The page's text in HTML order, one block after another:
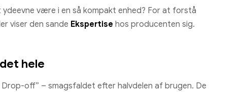
være i en så kompakt enhed? For at forstå
viser den sande Ekspertise hos producenten sig.
hele
off” – smagsfaldet efter halvdelen af brugen. De